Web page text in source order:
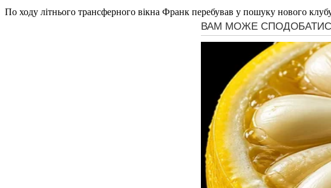
По ходу літнього трансферного вікна Франк перебував у пошуку нового